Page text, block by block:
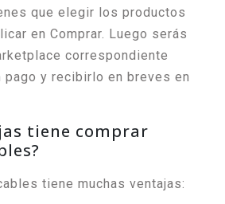
que elegir los productos
en Comprar. Luego serás
correspondiente
pago y recibirlo en breves en
tiene comprar
tiene muchas ventajas: